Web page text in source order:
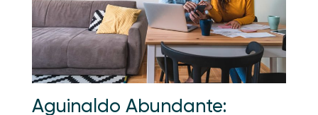
Aguinaldo Abundante: